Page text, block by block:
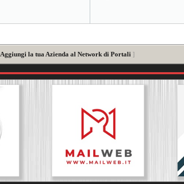
Aggiungi la tua Azienda al Network di Portali ]